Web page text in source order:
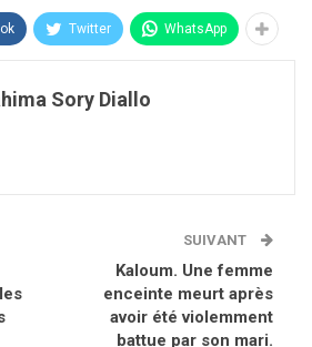
Twitter WhatsApp
Sory Diallo
SUIVANT
Kaloum. Une femme
enceinte meurt après
avoir été violemment
battue par son mari.